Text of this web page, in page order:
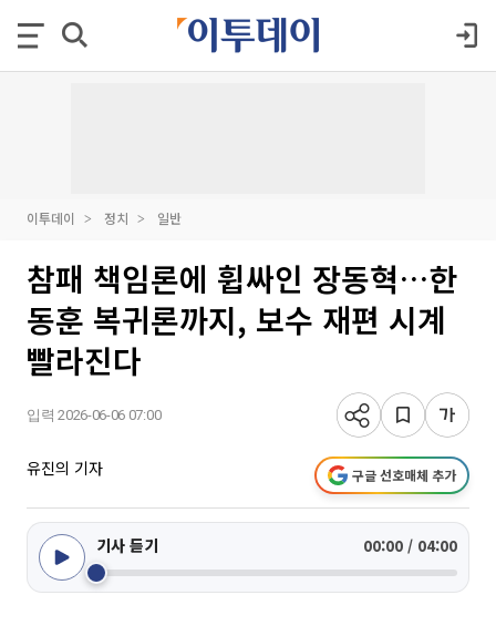
이투데이 정치 일반
참패 책임론에 휩싸인 장동혁…한
동훈 복귀론까지, 보수 재편 시계
빨라진다
입력 2026-06-06 07:00
유진의 기자 구글 선호매체 추가
기사 듣기 00:00 / 04:00